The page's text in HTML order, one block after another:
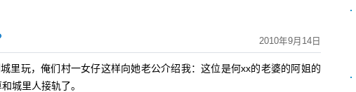
2010年9月14日
玩，俺们村一女仔这样向她老公介绍我：这位是何xx的老婆的阿姐的
城里人接轨了。